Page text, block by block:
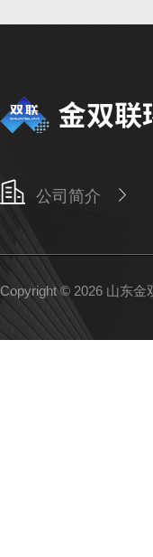
公司简介
Copyright © 2026 山东